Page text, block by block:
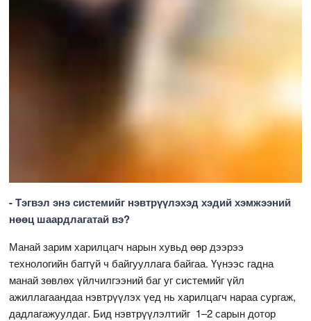
- Тэгвэл энэ системийг нэвтрүүлэхэд хэдий хэмжээний
нөөц шаардлагатай вэ?
Манай зарим харилцагч нарын хувьд өөр дээрээ
технологийн баггүй ч байгууллага байгаа. Үүнээс гадна
манай зөвлөх үйлчилгээний баг уг системийг үйл
ажиллагаандаа нэвтрүүлэх үед нь харилцагч нараа сургаж,
дадлагажуулдаг. Бид нэвтрүүлэлтийг 1–2 сарын дотор